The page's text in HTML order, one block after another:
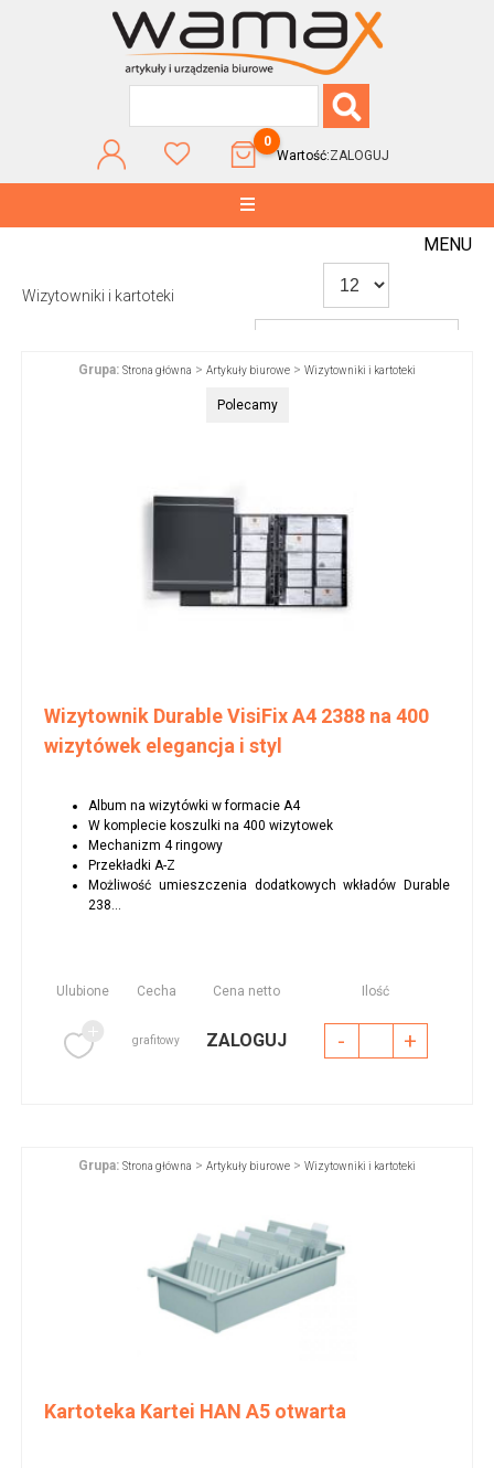
0
Wartość:ZALOGUJ
MENU
Wizytowniki i kartoteki
Grupa: Strona główna > Artykuły biurowe > Wizytowniki i kartoteki
Polecamy
Wizytownik Durable VisiFix A4 2388 na 400
wizytówek elegancja i styl
Album na wizytówki w formacie A4
W komplecie koszulki na 400 wizytowek
Mechanizm 4 ringowy
Przekładki A-Z
Możliwość umieszczenia dodatkowych wkładów Durable
238...
Ulubione Cecha Cena netto Ilość
grafitowy ZALOGUJ - +
Grupa: Strona główna > Artykuły biurowe > Wizytowniki i kartoteki
Kartoteka Kartei HAN A5 otwarta